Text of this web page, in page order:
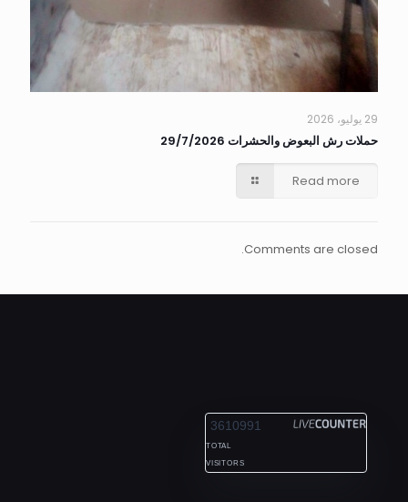
29 يوليو، 2026
حملات رش البعوض والحشرات 29/7/2026
Read more
Comments are closed.
3610991
TOTAL
VISITORS